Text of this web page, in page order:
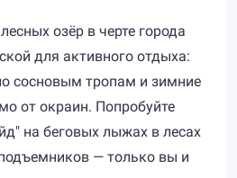
озёр в черте города
для активного отдыха:
сосновым тропам и зимние
от окраин. Попробуйте
на беговых лыжах в лесах
— только вы и